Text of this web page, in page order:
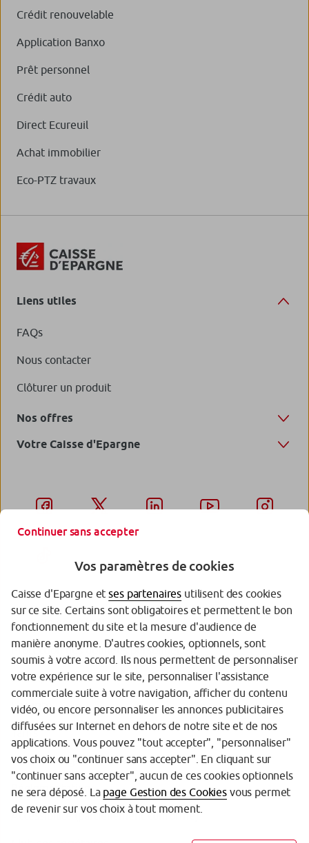
Crédit renouvelable
Application Banxo
Prêt personnel
Crédit auto
Direct Ecureuil
Achat immobilier
Eco-PTZ travaux
Liens utiles
FAQs
Nous contacter
Clôturer un produit
Nos offres
Votre Caisse d'Epargne
Garantie des Dépôts
Protection des données personnelles
Politique cookies
Sécurité
Tarifs
Mentions légales
Réglementation
Accessibilité (partiellement conforme)
Continuer sans accepter
Vos paramètres de cookies
Caisse d'Epargne etses partenaires utilisent des cookies
sur ce site. Certains sont obligatoires et permettent le bon
fonctionnement du site et la mesure d'audience de
manière anonyme. D'autres cookies, optionnels, sont
soumis à votre accord. Ils nous permettent de personnaliser
votre expérience sur le site, personnaliser l'assistance
commerciale suite à votre navigation, afficher du contenu
vidéo, ou encore personnaliser les annonces publicitaires
diffusées sur Internet en dehors de notre site et de nos
applications. Vous pouvez "tout accepter", "personnaliser"
vos choix ou "continuer sans accepter". En cliquant sur
"continuer sans accepter", aucun de ces cookies optionnels
ne sera déposé. La page Gestion des Cookiesvous permet
de revenir sur vos choix à tout moment.